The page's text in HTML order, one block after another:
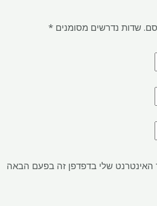
שדות נדרשים מסומנים *
האינטרנט שלי בדפדפן זה בפעם הבאה